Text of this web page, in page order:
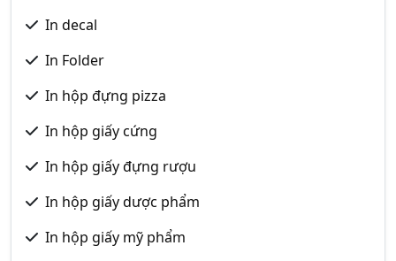
In decal
In Folder
In hộp đựng pizza
In hộp giấy cứng
In hộp giấy đựng rượu
In hộp giấy dược phẩm
In hộp giấy mỹ phẩm